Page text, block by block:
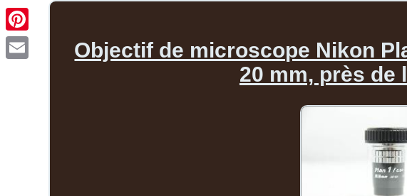
Objectif de microscope Nikon
20 mm, près de